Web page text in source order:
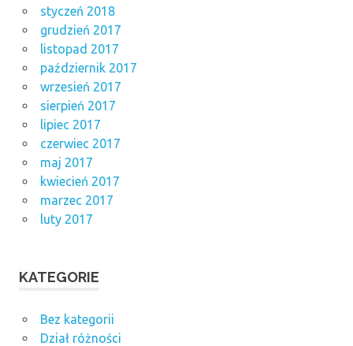
styczeń 2018
grudzień 2017
listopad 2017
październik 2017
wrzesień 2017
sierpień 2017
lipiec 2017
czerwiec 2017
maj 2017
kwiecień 2017
marzec 2017
luty 2017
KATEGORIE
Bez kategorii
Dział różności